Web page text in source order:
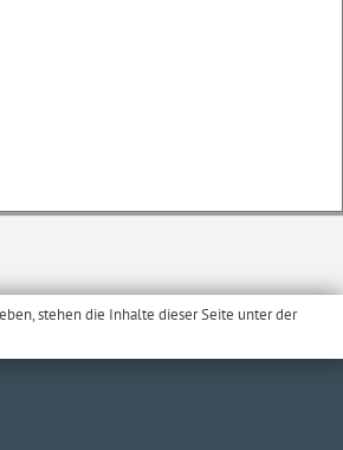
stehen die Inhalte dieser Seite unter der